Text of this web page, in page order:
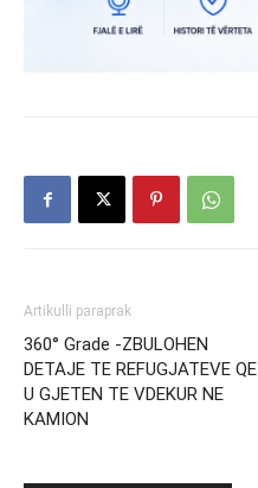
Artikulli paraprak
360° Grade -ZBULOHEN
DETAJE TE REFUGJATEVE QE
U GJETEN TE VDEKUR NE
KAMION